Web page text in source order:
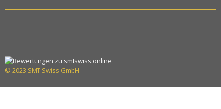
© 2023 SMT Swiss GmbH